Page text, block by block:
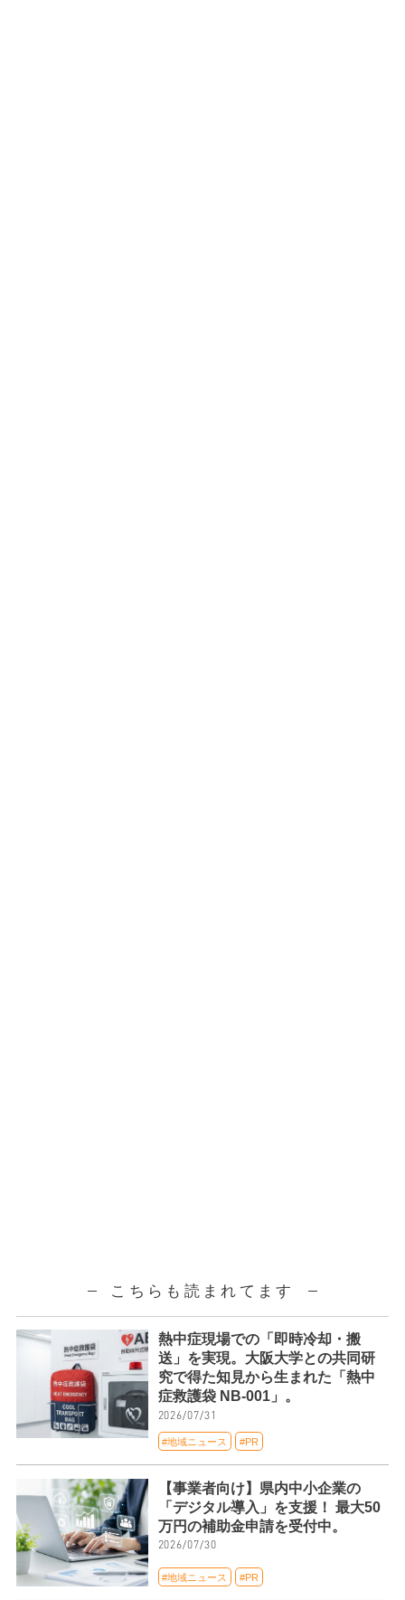
こちらも読まれてます
熱中症現場での「即時冷却・搬
送」を実現。大阪大学との共同研
究で得た知見から生まれた「熱中
症救護袋 NB-001」。
2026/07/31
#地域ニュース #PR
【事業者向け】県内中小企業の
「デジタル導入」を支援！ 最大50
万円の補助金申請を受付中。
2026/07/30
#地域ニュース #PR